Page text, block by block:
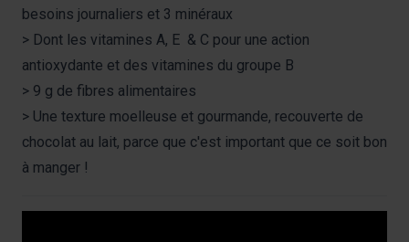
besoins journaliers et 3 minéraux
> Dont les vitamines A, E & C pour une action
antioxydante et des vitamines du groupe B
> 9 g de fibres alimentaires
> Une texture moelleuse et gourmande, recouverte de
chocolat au lait, parce que c'est important que ce soit bon
à manger !